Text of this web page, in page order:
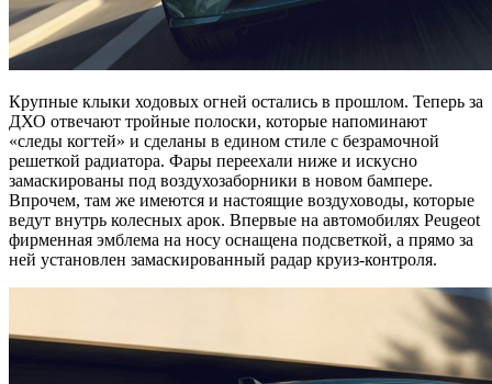
Крупные клыки ходовых огней остались в прошлом. Теперь за
ДХО отвечают тройные полоски, которые напоминают
«следы когтей» и сделаны в едином стиле с безрамочной
решеткой радиатора. Фары переехали ниже и искусно
замаскированы под воздухозаборники в новом бампере.
Впрочем, там же имеются и настоящие воздуховоды, которые
ведут внутрь колесных арок. Впервые на автомобилях Peugeot
фирменная эмблема на носу оснащена подсветкой, а прямо за
ней установлен замаскированный радар круиз-контроля.